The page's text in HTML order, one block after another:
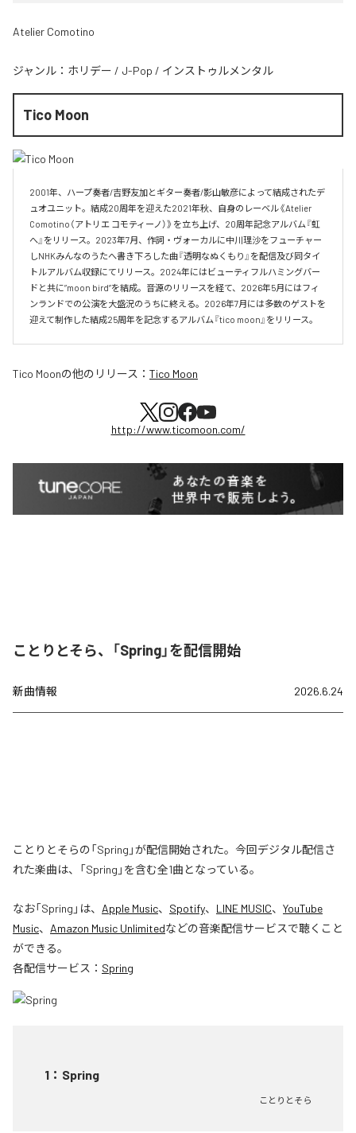
Atelier Comotino
ジャンル： ホリデー / J-Pop / インストゥルメンタル
Tico Moon
2001年、ハープ奏者/吉野友加とギター奏者/影山敏彦によって結成されたデ
ュオユニット。結成20周年を迎えた2021年秋、自身のレーベル《Atelier
Comotino（アトリエ コモティーノ）》を立ち上げ、20周年記念アルバム『虹
へ』をリリース。2023年7月、作詞・ヴォーカルに中川理沙をフューチャー
しNHKみんなのうたへ書き下ろした曲『透明なぬくもり』を配信及び同タイ
トルアルバム収録にてリリース。2024年にはビューティフルハミングバー
ドと共に”moon bird”を結成。音源のリリースを経て、2026年5月にはフィ
ンランドでの公演を大盛況のうちに終える。2026年7月には多数のゲストを
迎えて制作した結成25周年を記念するアルバム『tico moon』をリリース。
Tico Moonの他のリリース： Tico Moon
http://www.ticomoon.com/
ことりとそら、「Spring」を配信開始
新曲情報 2026.6.24
ことりとそらの「Spring」が配信開始された。今回デジタル配信さ
れた楽曲は、「Spring」を含む全1曲となっている。
なお「Spring 」は、 Apple Music、 Spotify、 LINE MUSIC、 YouTube
Music、 Amazon Music Unlimitedなどの音楽配信サービスで聴くこと
ができる。
各配信サービス： Spring
1 ： Spring
ことりとそら